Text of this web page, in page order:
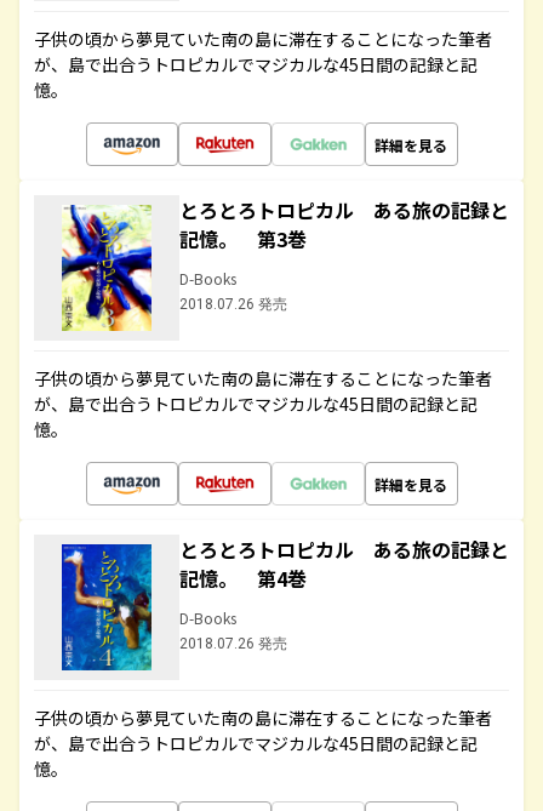
子供の頃から夢見ていた南の島に滞在することになった筆者
が、島で出合うトロピカルでマジカルな45日間の記録と記
憶。
詳細を見る
とろとろトロピカル ある旅の記録と
記憶。 第3巻
D-Books
2018.07.26 発売
子供の頃から夢見ていた南の島に滞在することになった筆者
が、島で出合うトロピカルでマジカルな45日間の記録と記
憶。
詳細を見る
とろとろトロピカル ある旅の記録と
記憶。 第4巻
D-Books
2018.07.26 発売
子供の頃から夢見ていた南の島に滞在することになった筆者
が、島で出合うトロピカルでマジカルな45日間の記録と記
憶。